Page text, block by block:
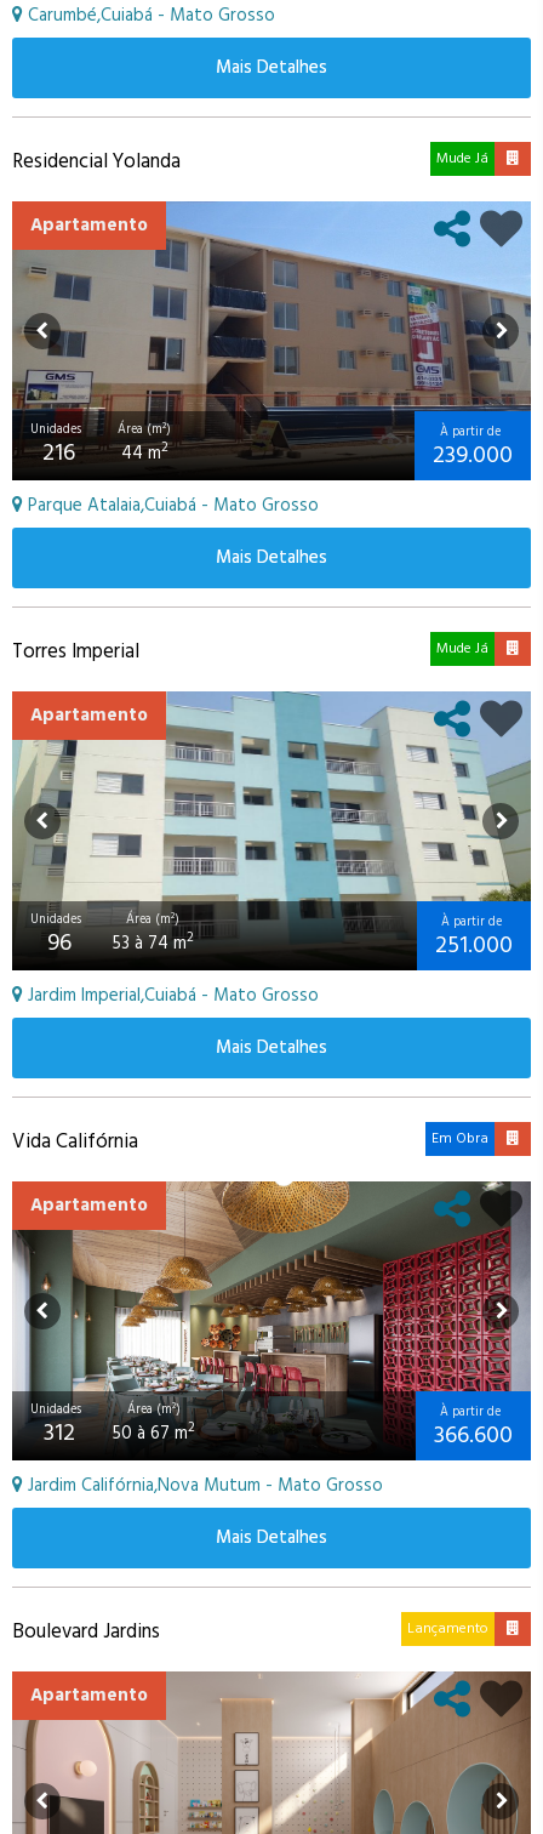
Carumbé,Cuiabá - Mato Grosso
Mais Detalhes
Residencial Yolanda Mude Já
Apartamento
Unidades
216
Área (m²)
44 m2
À partir de
239.000
Parque Atalaia,Cuiabá - Mato Grosso
Mais Detalhes
Torres Imperial Mude Já
Apartamento
Unidades
96
Área (m²)
53 à 74 m2
À partir de
251.000
Jardim Imperial,Cuiabá - Mato Grosso
Mais Detalhes
Vida Califórnia Em Obra
Apartamento
Unidades
312
Área (m²)
50 à 67 m2
À partir de
366.600
Jardim Califórnia,Nova Mutum - Mato Grosso
Mais Detalhes
Boulevard Jardins Lançamento
Apartamento